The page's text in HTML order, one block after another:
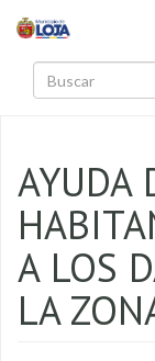
AYUDA
A LOS
LA